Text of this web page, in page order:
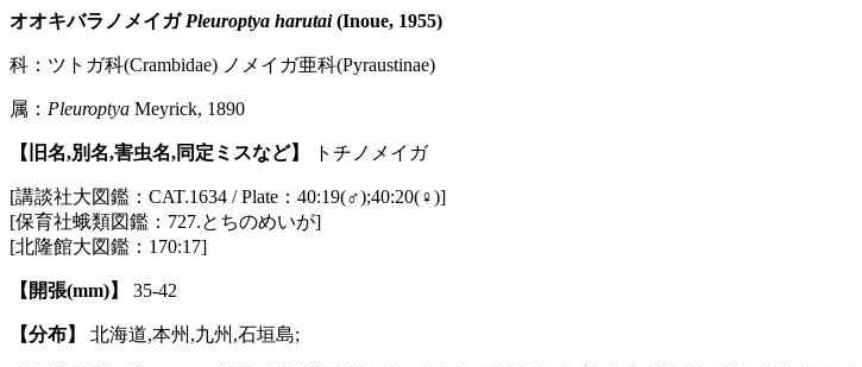
オオキバラノメイガ Pleuroptya harutai(Inoue, 1955)
科：ツトガ科(Crambidae) ノメイガ亜科(Pyraustinae)
属： Pleuroptya Meyrick, 1890
【旧名,別名,害虫名,同定ミスなど】 トチノメイガ
[講談社大図鑑：CAT.1634 / Plate：40:19(♂);40:20(♀)]
[保育社蛾類図鑑：727.とちのめいが]
[北隆館大図鑑：170:17]
【開張(mm)】 35-42
【分布】 北海道,本州,九州,石垣島;